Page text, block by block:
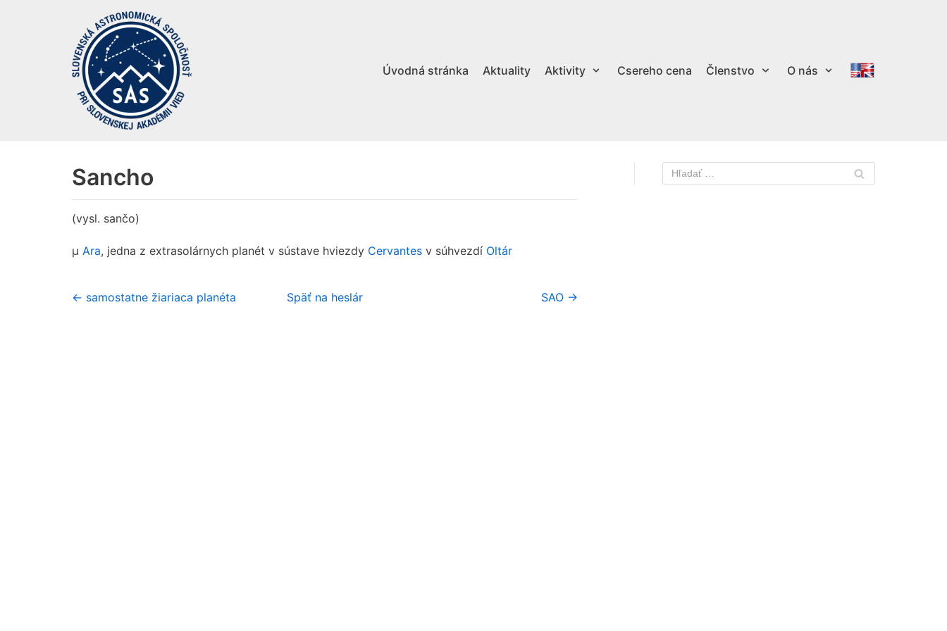
Úvodná stránka Aktuality Aktivity Csereho cena Členstvo O nás
Sancho
(vysl. sančo)
µ Ara, jedna z extrasolárnych planét v sústave hviezdy Cervantes v súhvezdí Oltár
← samostatne žiariaca planéta Späť na heslár SAO →